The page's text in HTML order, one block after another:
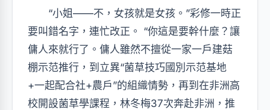
“小姐——不，女孩就是女孩。”彩修一時正
要叫錯名字，連忙改正。 “你這是要幹什麼？讓
傭人來就行了。傭人雖然不擅從一家一戶建菇
棚示范推行，到立異“菌草技巧國別示范基地
+一起配合社+農戶”的組織情勢，再到在非洲高
校開設菌草學課程，林冬梅37次奔赴非洲，推